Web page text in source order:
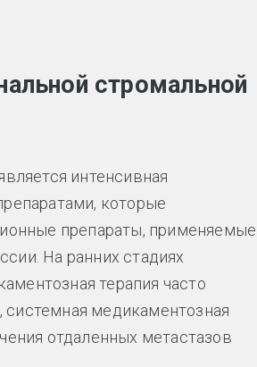
стромальной
интенсивная
которые
препараты, применяемые
На ранних стадиях
терапия часто
системная медикаментозная
отдаленных метастазов